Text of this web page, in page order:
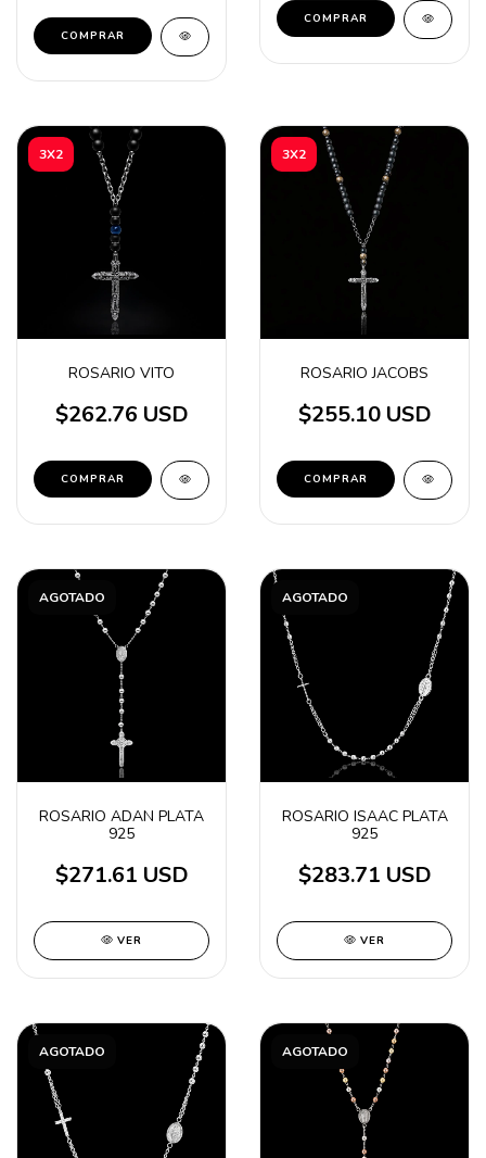
3X2
ROSARIO VITO
$262.76 USD
3X2
ROSARIO JACOBS
$255.10 USD
AGOTADO
ROSARIO ADAN PLATA
925
$271.61 USD
VER
AGOTADO
ROSARIO ISAAC PLATA
925
$283.71 USD
VER
AGOTADO AGOTADO